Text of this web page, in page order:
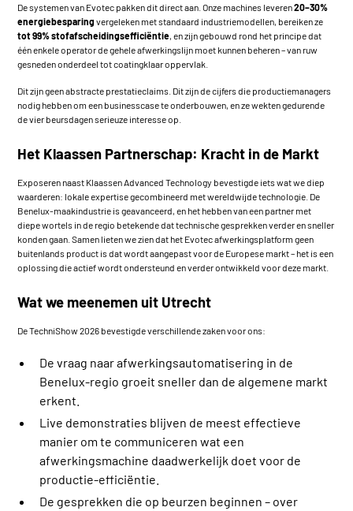
De systemen van Evotec pakken dit direct aan. Onze machines leveren20–30%
energiebesparing vergeleken met standaard industriemodellen, bereiken ze
tot 99% stofafscheidingsefficiëntie , en zijn gebouwd rond het principe dat
één enkele operator de gehele afwerkingslijn moet kunnen beheren – van ruw
gesneden onderdeel tot coatingklaar oppervlak.
Dit zijn geen abstracte prestatieclaims. Dit zijn de cijfers die productiemanagers
nodig hebben om een businesscase te onderbouwen, en ze wekten gedurende
de vier beursdagen serieuze interesse op.
Het Klaassen Partnerschap: Kracht in de Markt
Exposeren naast Klaassen Advanced Technology bevestigde iets wat we diep
waarderen: lokale expertise gecombineerd met wereldwijde technologie. De
Benelux-maakindustrie is geavanceerd, en het hebben van een partner met
diepe wortels in de regio betekende dat technische gesprekken verder en sneller
konden gaan. Samen lieten we zien dat het Evotec afwerkingsplatform geen
buitenlands product is dat wordt aangepast voor de Europese markt – het is een
oplossing die actief wordt ondersteund en verder ontwikkeld voor deze markt.
Wat we meenemen uit Utrecht
De TechniShow 2026 bevestigde verschillende zaken voor ons:
De vraag naar afwerkingsautomatisering in de
Benelux-regio groeit sneller dan de algemene markt
erkent.
Live demonstraties blijven de meest effectieve
manier om te communiceren wat een
afwerkingsmachine daadwerkelijk doet voor de
productie-efficiëntie.
De gesprekken die op beurzen beginnen – over